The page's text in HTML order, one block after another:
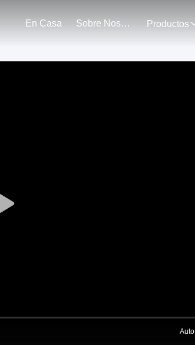
En Casa Sobre Nosotros Productos
Play
Auto